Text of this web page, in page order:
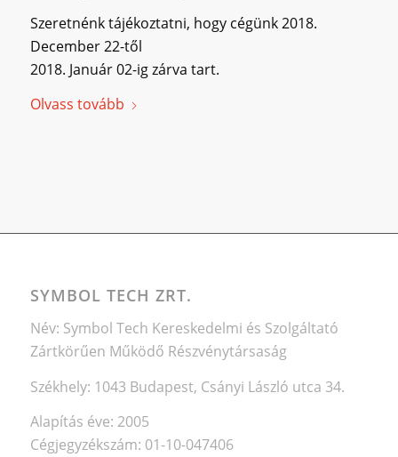
Szeretnénk tájékoztatni, hogy cégünk 2018.
December 22-től
2018. Január 02-ig zárva tart.
Olvass tovább
SYMBOL TECH ZRT.
Név: Symbol Tech Kereskedelmi és Szolgáltató
Zártkörűen Működő Részvénytársaság
Székhely: 1043 Budapest, Csányi László utca 34.
Alapítás éve: 2005
Cégjegyzékszám: 01-10-047406